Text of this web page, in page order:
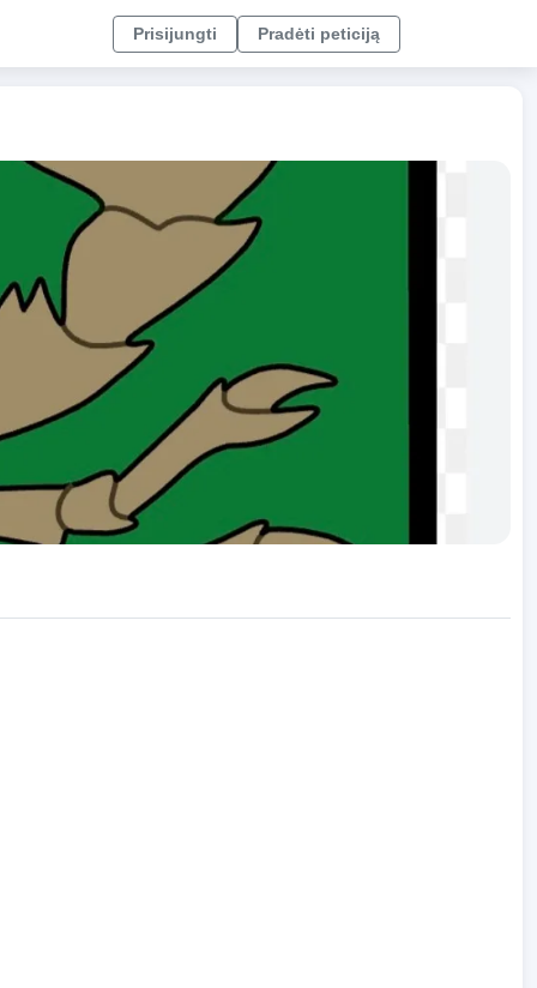
Prisijungti Pradėti peticiją